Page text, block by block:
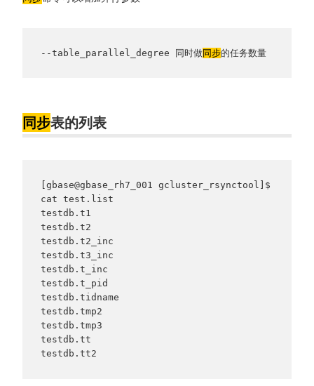
--table_parallel_degree 同时做同步的任务数量
同步表的列表
[gbase@gbase_rh7_001 gcluster_rsynctool]$
cat test.list
testdb.t1
testdb.t2
testdb.t2_inc
testdb.t3_inc
testdb.t_inc
testdb.t_pid
testdb.tidname
testdb.tmp2
testdb.tmp3
testdb.tt
testdb.tt2